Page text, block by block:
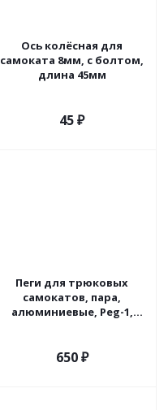
Ось колёсная для
самоката 8мм, с болтом,
длина 45мм
45₽
Пеги для трюковых
самокатов, пара,
алюминиевые, Peg-1,
650₽